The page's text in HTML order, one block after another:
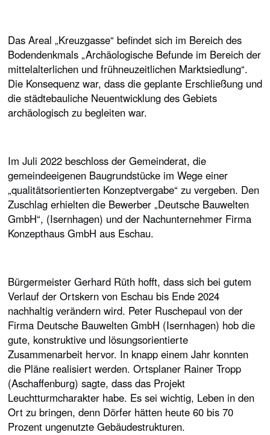
Das Areal „Kreuzgasse“ befindet sich im Bereich des
Bodendenkmals „Archäologische Befunde im Bereich der
mittelalterlichen und frühneuzeitlichen Marktsiedlung“.
Die Konsequenz war, dass die geplante Erschließung und
die städtebauliche Neuentwicklung des Gebiets
archäologisch zu begleiten war.
Im Juli 2022 beschloss der Gemeinderat, die
gemeindeeigenen Baugrundstücke im Wege einer
„qualitätsorientierten Konzeptvergabe“ zu vergeben. Den
Zuschlag erhielten die Bewerber „Deutsche Bauwelten
GmbH“, (Isernhagen) und der Nachunternehmer Firma
Konzepthaus GmbH aus Eschau.
Bürgermeister Gerhard Rüth hofft, dass sich bei gutem
Verlauf der Ortskern von Eschau bis Ende 2024
nachhaltig verändern wird. Peter Ruschepaul von der
Firma Deutsche Bauwelten GmbH (Isernhagen) hob die
gute, konstruktive und lösungsorientierte
Zusammenarbeit hervor. In knapp einem Jahr konnten
die Pläne realisiert werden. Ortsplaner Rainer Tropp
(Aschaffenburg) sagte, dass das Projekt
Leuchtturmcharakter habe. Es sei wichtig, Leben in den
Ort zu bringen, denn Dörfer hätten heute 60 bis 70
Prozent ungenutzte Gebäudestrukturen.